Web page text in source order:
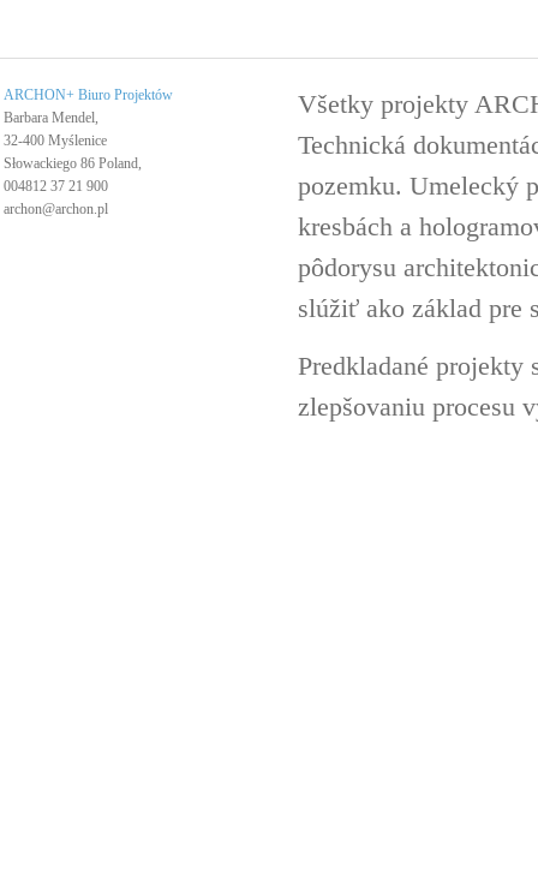
ARCHON+ Biuro Projektów
Barbara Mendel,
32-400 Myślenice
Słowackiego 86 Poland,
004812 37 21 900
archon@archon.pl
Všetky projekty
Technická
pozemku. Umelecký
kresbách a
pôdorysu
slúžiť ako základ pre
Predkladané
zlepšovaniu procesu